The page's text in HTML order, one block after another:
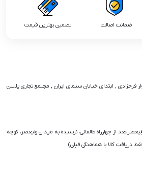
ضمانت اصالت تضمین بهترین قیمت
فرحزادی , ابتدای خیابان سیمای ایران , مجتمع تجاری پلاتین
از چهارراه طالقانی، نرسیده به میدان ولیعصر، کوچه